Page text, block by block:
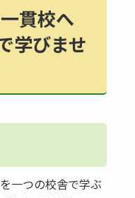
貫校へ
学びませ
一つの校舎で学ぶ